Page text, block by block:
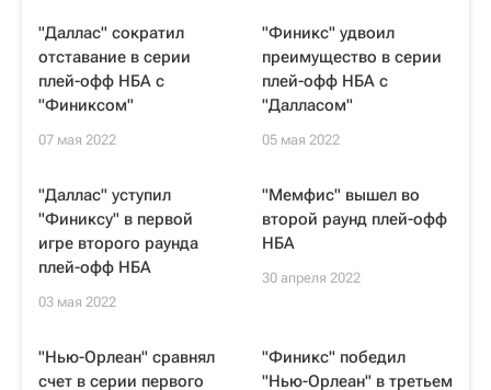
"Даллас" сократил
отставание в серии
плей-офф НБА с
"Финиксом"
07 мая 2022
"Финикс" удвоил
преимущество в серии
плей-офф НБА с
"Далласом"
05 мая 2022
"Даллас" уступил
"Финиксу" в первой
игре второго раунда
плей-офф НБА
03 мая 2022
"Мемфис" вышел во
второй раунд плей-офф
НБА
30 апреля 2022
"Нью-Орлеан" сравнял
счет в серии первого
"Финикс" победил
"Нью-Орлеан" в третьем